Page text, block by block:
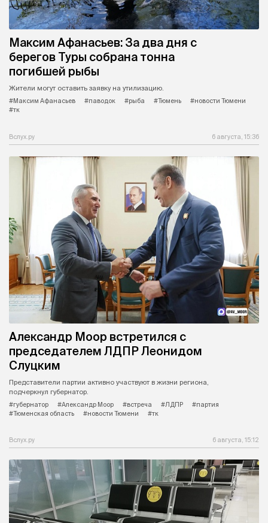
Максим Афанасьев: За два дня с
берегов Туры собрана тонна
погибшей рыбы
Жители могут оставить заявку на утилизацию.
#Максим Афанасьев
#паводок #рыба #Тюмень
#новости Тюмени
#тк
Вслух.ру 6 августа, 15:36
Александр Моор встретился с
председателем ЛДПР Леонидом
Слуцким
Представители партии активно участвуют в жизни региона,
подчеркнул губернатор.
#губернатор
#Александр Моор #встреча #ЛДПР
#партия
#Тюменская область
#новости Тюмени #тк
Вслух.ру 6 августа, 15:12